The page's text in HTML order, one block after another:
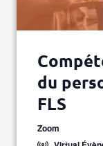
du
FLS
Zoom